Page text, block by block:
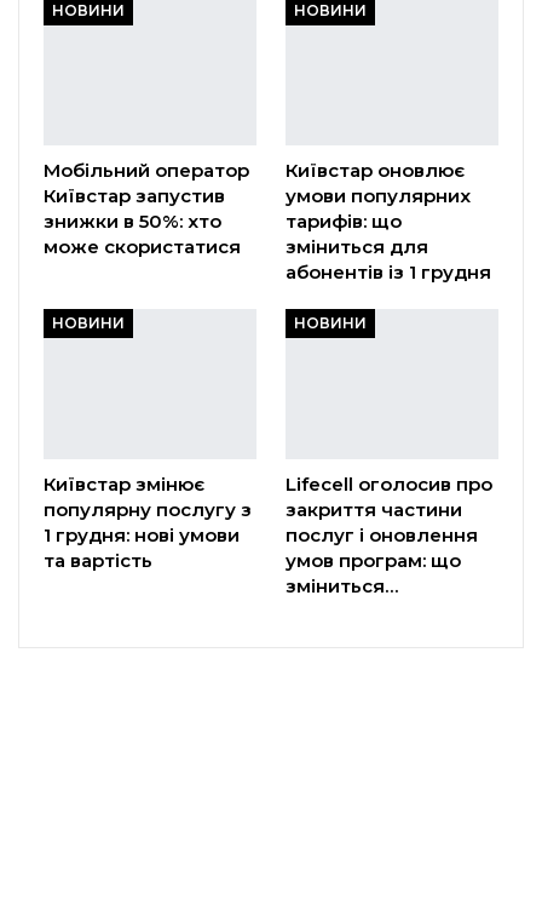
НОВИНИ
Мобільний оператор
Київстар запустив
знижки в 50%: хто
може скористатися
НОВИНИ
Київстар оновлює
умови популярних
тарифів: що
зміниться для
абонентів із 1 грудня
НОВИНИ
Київстар змінює
популярну послугу з
1 грудня: нові умови
та вартість
НОВИНИ
Lifecell оголосив про
закриття частини
послуг і оновлення
умов програм: що
зміниться…